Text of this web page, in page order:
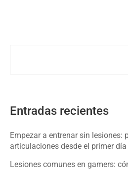
Entradas recientes
Empezar a entrenar sin lesiones:
articulaciones desde el primer día
Lesiones comunes en gamers: